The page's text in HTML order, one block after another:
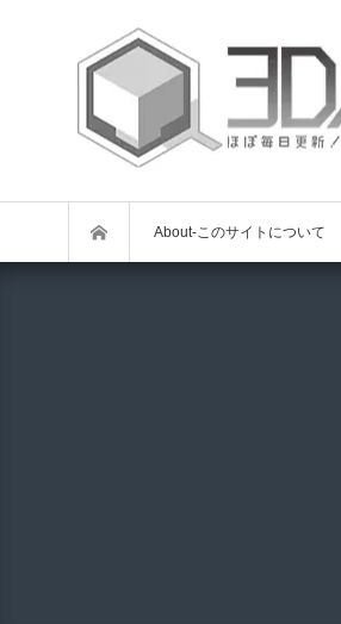
About-このサイトについて